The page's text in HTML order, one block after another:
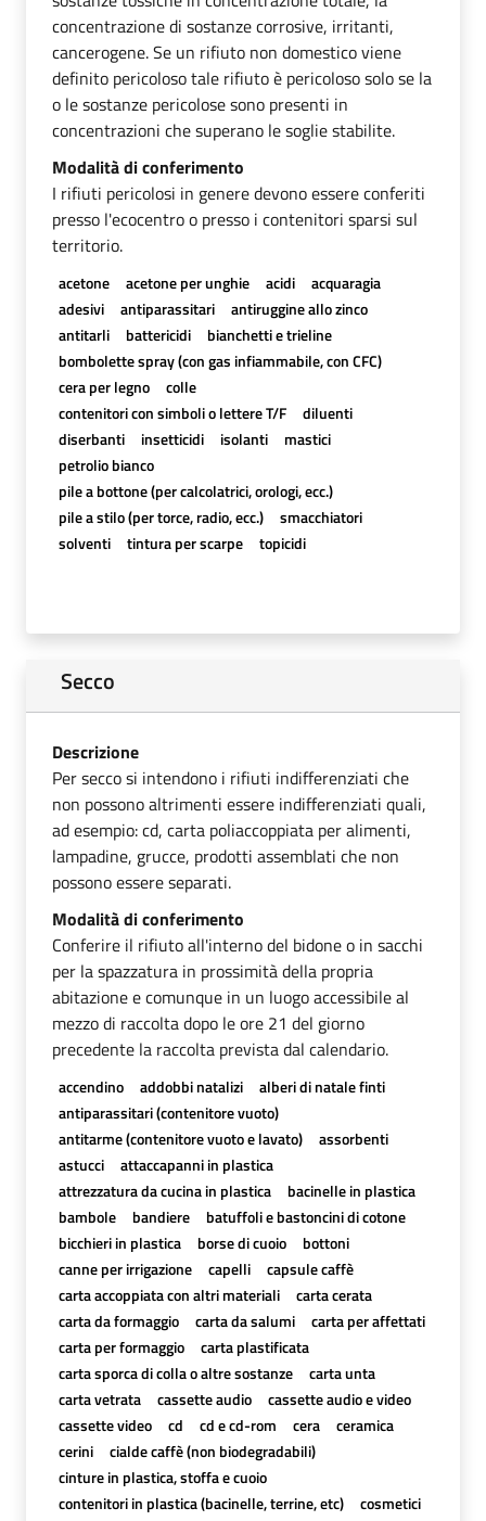
concentrazione di sostanze corrosive, irritanti,
cancerogene. Se un rifiuto non domestico viene
definito pericoloso tale rifiuto è pericoloso solo se la
o le sostanze pericolose sono presenti in
concentrazioni che superano le soglie stabilite.
Modalità di conferimento
I rifiuti pericolosi in genere devono essere conferiti
presso l'ecocentro o presso i contenitori sparsi sul
territorio.
acetone acetone per unghie acidi
acquaragia
adesivi
antiparassitari
antiruggine allo zinco
antitarli
battericidi
bianchetti e trieline
bombolette spray (con gas infiammabile, con CFC)
cera per legno
colle
contenitori con simboli o lettere T/F
diluenti
diserbanti
insetticidi isolanti
mastici
petrolio bianco
pile a bottone (per calcolatrici, orologi, ecc.)
pile a stilo (per torce, radio, ecc.)
smacchiatori
solventi
tintura per scarpe topicidi
Secco
Descrizione
Per secco si intendono i rifiuti indifferenziati che
non possono altrimenti essere indifferenziati quali,
ad esempio: cd, carta poliaccoppiata per alimenti,
lampadine, grucce, prodotti assemblati che non
possono essere separati.
Modalità di conferimento
Conferire il rifiuto all'interno del bidone o in sacchi
per la spazzatura in prossimità della propria
abitazione e comunque in un luogo accessibile al
mezzo di raccolta dopo le ore 21 del giorno
precedente la raccolta prevista dal calendario.
accendino addobbi natalizi
alberi di natale finti
antiparassitari (contenitore vuoto)
antitarme (contenitore vuoto e lavato)
assorbenti
astucci
attaccapanni in plastica
attrezzatura da cucina in plastica
bacinelle in plastica
bambole
bandiere
batuffoli e bastoncini di cotone
bicchieri in plastica
borse di cuoio
bottoni
canne per irrigazione
capelli
capsule caffè
carta accoppiata con altri materiali
carta cerata
carta da formaggio
carta da salumi
carta per affettati
carta per formaggio
carta plastificata
carta sporca di colla o altre sostanze
carta unta
carta vetrata
cassette audio
cassette audio e video
cassette video
cd cd e cd-rom cera
ceramica
cerini
cialde caffè (non biodegradabili)
cinture in plastica, stoffa e cuoio
contenitori in plastica (bacinelle, terrine, etc)
cosmetici